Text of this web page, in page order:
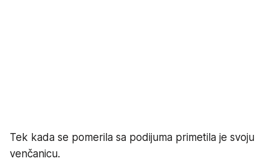
Tek kada se pomerila sa podijuma primetila je svoju
venčanicu.